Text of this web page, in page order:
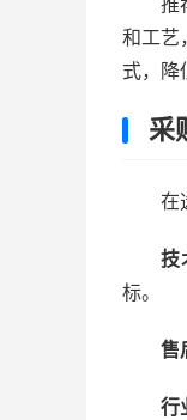
和工艺
式，降
采
在
技
标。
售
行